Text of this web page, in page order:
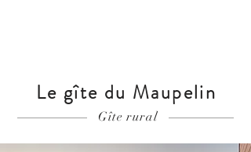
Le gîte du Maupelin
Gîte rural